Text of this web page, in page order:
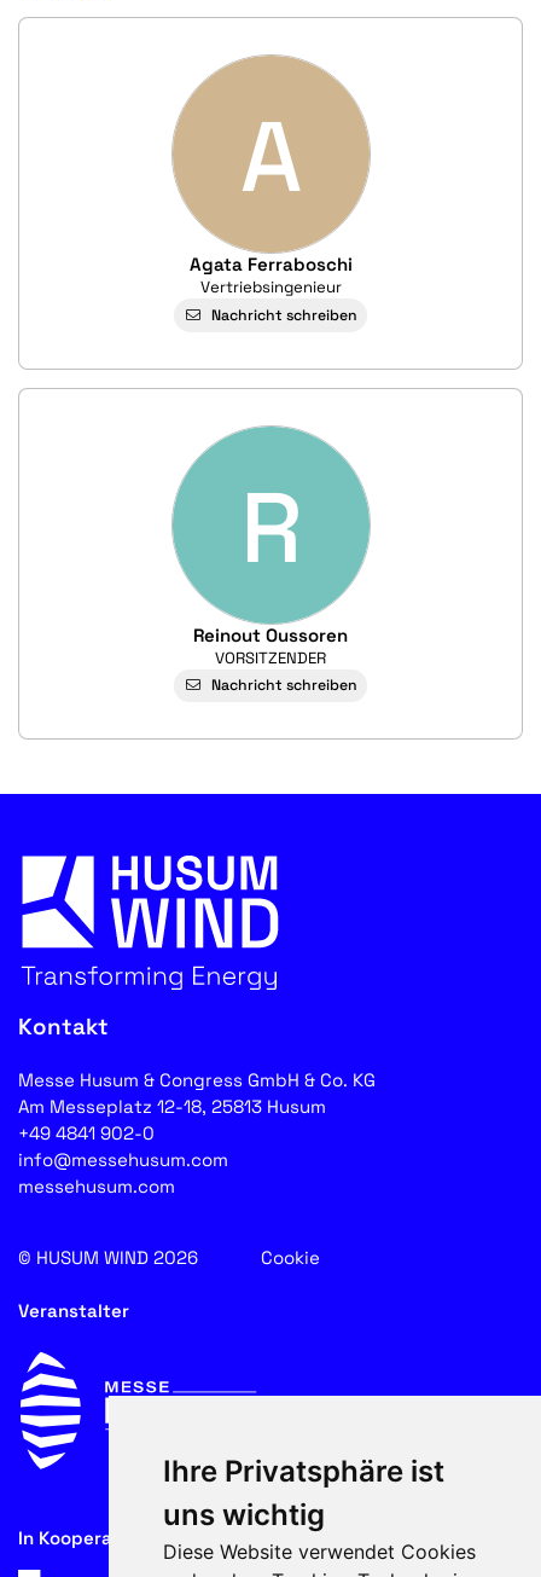
Ihre Privatsphäre ist
uns wichtig
Diese Website verwendet Cookies
A
Agata Ferraboschi
Vertriebsingenieur
Nachricht schreiben
R
Reinout Oussoren
VORSITZENDER
Nachricht schreiben
Kontakt
Messe Husum & Congress GmbH & Co. KG
Am Messeplatz 12-18, 25813 Husum
+49 4841 902-0
info@messehusum.com
messehusum.com
© HUSUM WIND 2026 Cookie
Veranstalter
In Kooperation mit